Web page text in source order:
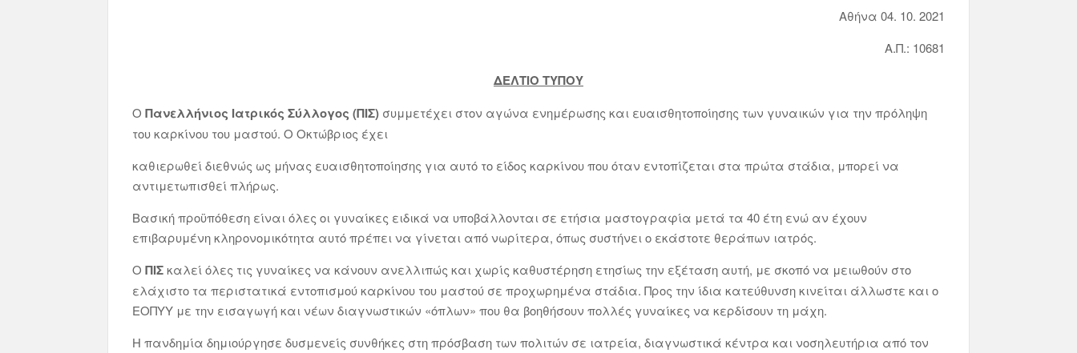
Αθήνα 04. 10. 2021
Α.Π.: 10681
ΔΕΛΤΙΟ ΤΥΠΟΥ
ΟΠανελλήνιος Ιατρικός Σύλλογος (ΠΙΣ) συμμετέχει στον αγώνα ενημέρωσης και ευαισθητοποίησης των γυναικών για την πρόληψη
του καρκίνου του μαστού. Ο Οκτώβριος έχει
καθιερωθεί διεθνώς ως μήνας ευαισθητοποίησης για αυτό το είδος καρκίνου που όταν εντοπίζεται στα πρώτα στάδια, μπορεί να
αντιμετωπισθεί πλήρως.
Βασική προϋπόθεση είναι όλες οι γυναίκες ειδικά να υποβάλλονται σε ετήσια μαστογραφία μετά τα 40 έτη ενώ αν έχουν
επιβαρυμένη κληρονομικότητα αυτό πρέπει να γίνεται από νωρίτερα, όπως συστήνει ο εκάστοτε θεράπων ιατρός.
ΟΠΙΣ καλεί όλες τις γυναίκες να κάνουν ανελλιπώς και χωρίς καθυστέρηση ετησίως την εξέταση αυτή, με σκοπό να μειωθούν στο
ελάχιστο τα περιστατικά εντοπισμού καρκίνου του μαστού σε προχωρημένα στάδια. Προς την ίδια κατεύθυνση κινείται άλλωστε και ο
ΕΟΠΥΥ με την εισαγωγή και νέων διαγνωστικών «όπλων» που θα βοηθήσουν πολλές γυναίκες να κερδίσουν τη μάχη.
Η πανδημία δημιούργησε δυσμενείς συνθήκες στη πρόσβαση των πολιτών σε ιατρεία, διαγνωστικά κέντρα και νοσηλευτήρια από τον